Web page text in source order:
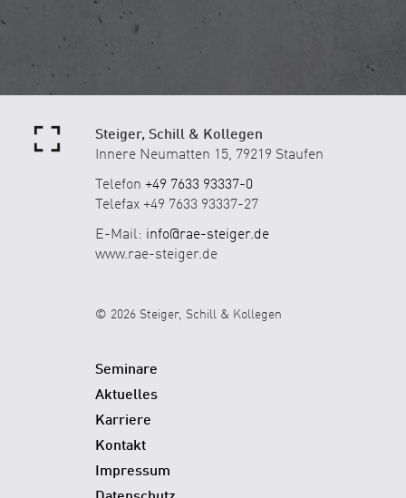
Steiger, Schill & Kollegen
Innere Neumatten 15, 79219 Staufen
Telefon +49 7633 93337-0
Telefax +49 7633 93337-27
E-Mail: info@rae-steiger.de
www.rae-steiger.de
© 2026 Steiger, Schill & Kollegen
Seminare
Aktuelles
Karriere
Kontakt
Impressum